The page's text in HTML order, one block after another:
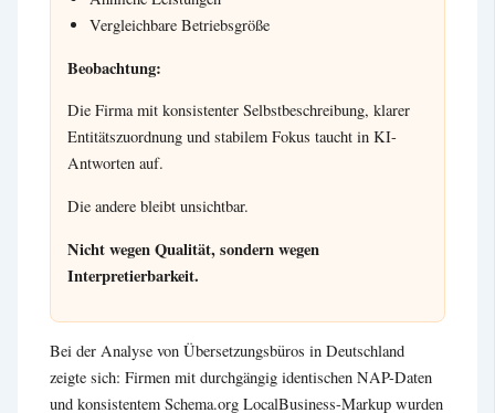
Vergleichbare Betriebsgröße
Beobachtung:
Die Firma mit konsistenter Selbstbeschreibung, klarer
Entitätszuordnung und stabilem Fokus taucht in KI-
Antworten auf.
Die andere bleibt unsichtbar.
Nicht wegen Qualität, sondern wegen
Interpretierbarkeit.
Bei der Analyse von Übersetzungsbüros in Deutschland
zeigte sich: Firmen mit durchgängig identischen NAP-Daten
und konsistentem Schema.org LocalBusiness-Markup wurden